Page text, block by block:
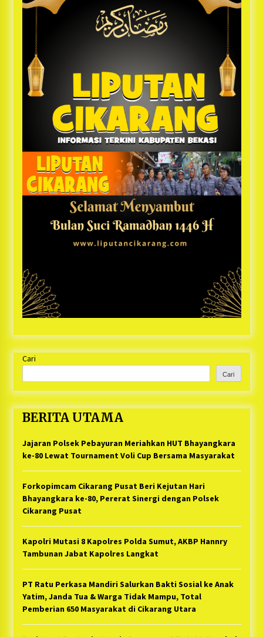
Cari
Cari
BERITA UTAMA
Jajaran Polsek Pebayuran Meriahkan HUT Bhayangkara
ke-80 Lewat Tournament Voli Cup Bersama Masyarakat
Forkopimcam Cikarang Pusat Beri Kejutan Hari
Bhayangkara ke-80, Pererat Sinergi dengan Polsek
Cikarang Pusat
Kapolri Mutasi 8 Kapolres Polda Sumut, AKBP Hannry
Tambunan Jabat Kapolres Langkat
PT Ratu Perkasa Mandiri Salurkan Bakti Sosial ke Anak
Yatim, Janda Tua & Warga Tidak Mampu, Total
Pemberian 650 Masyarakat di Cikarang Utara